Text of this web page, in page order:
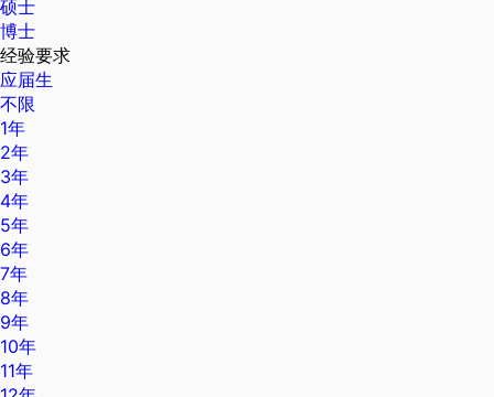
硕士
博士
经验要求
应届生
不限
1年
2年
3年
4年
5年
6年
7年
8年
9年
10年
11年